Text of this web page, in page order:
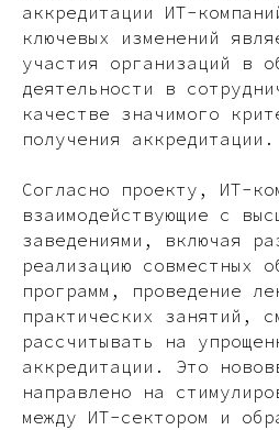
аккредитации ИТ-
ключевых изменений
участия организаций в
деятельности в
качестве значимого
получения аккредитации.
Согласно проекту, ИТ-
взаимодействующие с
заведениями, включая
реализацию совместных
программ, проведение
практических занятий,
рассчитывать на
аккредитации. Это
направлено на
между ИТ-сектором и